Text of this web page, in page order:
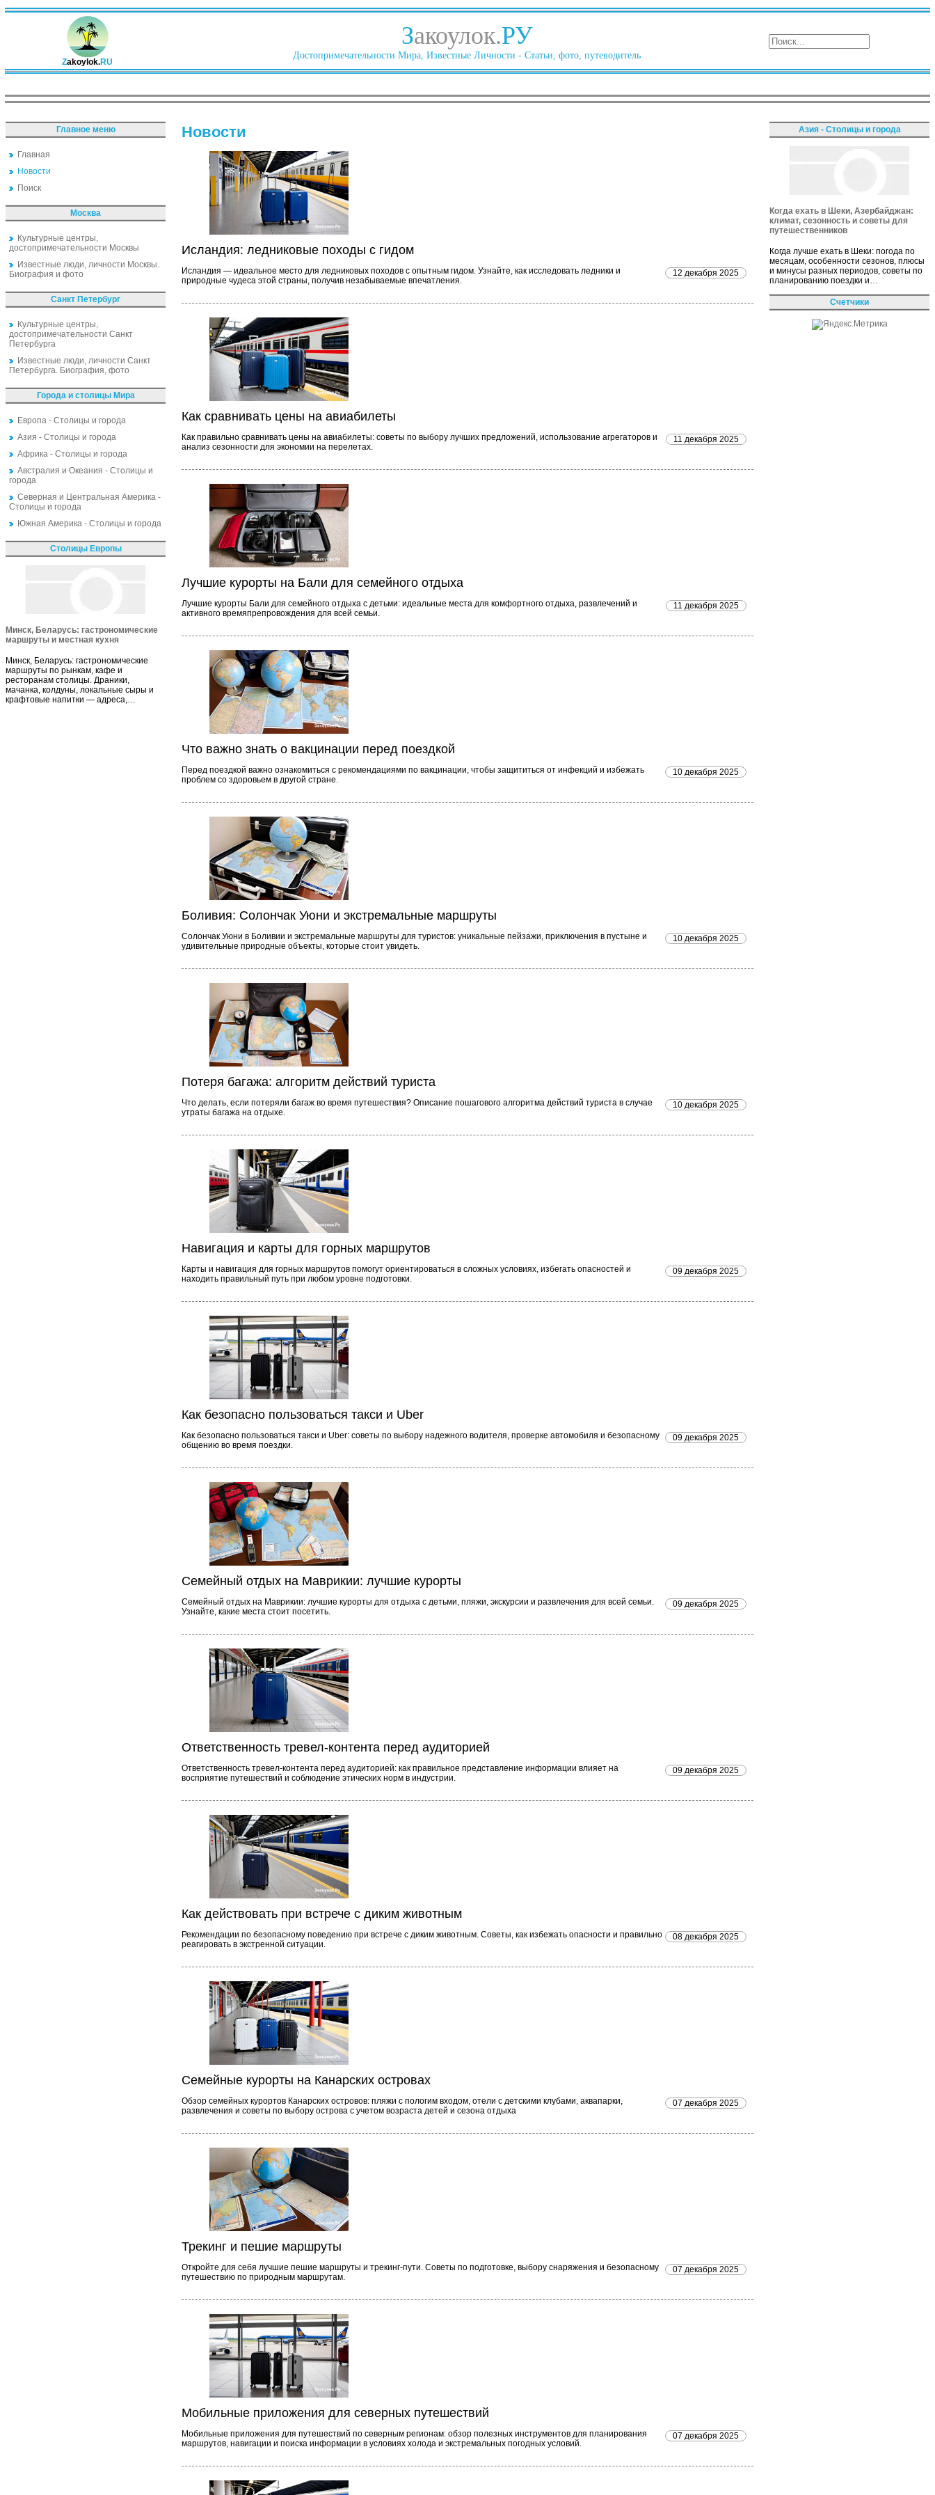
Zakoylok.RU
Закоулок.РУ
Достопримечательности Мира, Известные Личности - Статьи, фото, путеводитель
Главное меню
Главная
Новости
Поиск
Москва
Культурные центры,
достопримечательности Москвы
Известные люди, личности Москвы.
Биография и фото
Санкт Петербург
Культурные центры,
достопримечательности Санкт
Петербурга
Известные люди, личности Санкт
Петербурга. Биография, фото
Города и столицы Мира
Европа - Столицы и города
Азия - Столицы и города
Африка - Столицы и города
Австралия и Океания - Столицы и
города
Северная и Центральная Америка -
Столицы и города
Южная Америка - Столицы и города
Столицы Европы
Минск, Беларусь: гастрономические
маршруты и местная кухня
Минск, Беларусь: гастрономические
маршруты по рынкам, кафе и
ресторанам столицы. Драники,
мачанка, колдуны, локальные сыры и
крафтовые напитки — адреса,…
Новости
Исландия: ледниковые походы с гидом
12 декабря 2025
Исландия — идеальное место для ледниковых походов с опытным гидом. Узнайте, как исследовать ледники и
природные чудеса этой страны, получив незабываемые впечатления.
Как сравнивать цены на авиабилеты
11 декабря 2025
Как правильно сравнивать цены на авиабилеты: советы по выбору лучших предложений, использование агрегаторов и
анализ сезонности для экономии на перелетах.
Лучшие курорты на Бали для семейного отдыха
11 декабря 2025
Лучшие курорты Бали для семейного отдыха с детьми: идеальные места для комфортного отдыха, развлечений и
активного времяпрепровождения для всей семьи.
Что важно знать о вакцинации перед поездкой
10 декабря 2025
Перед поездкой важно ознакомиться с рекомендациями по вакцинации, чтобы защититься от инфекций и избежать
проблем со здоровьем в другой стране.
Боливия: Солончак Уюни и экстремальные маршруты
10 декабря 2025
Солончак Уюни в Боливии и экстремальные маршруты для туристов: уникальные пейзажи, приключения в пустыне и
удивительные природные объекты, которые стоит увидеть.
Потеря багажа: алгоритм действий туриста
10 декабря 2025
Что делать, если потеряли багаж во время путешествия? Описание пошагового алгоритма действий туриста в случае
утраты багажа на отдыхе.
Навигация и карты для горных маршрутов
09 декабря 2025
Карты и навигация для горных маршрутов помогут ориентироваться в сложных условиях, избегать опасностей и
находить правильный путь при любом уровне подготовки.
Как безопасно пользоваться такси и Uber
09 декабря 2025
Как безопасно пользоваться такси и Uber: советы по выбору надежного водителя, проверке автомобиля и безопасному
общению во время поездки.
Семейный отдых на Маврикии: лучшие курорты
09 декабря 2025
Семейный отдых на Маврикии: лучшие курорты для отдыха с детьми, пляжи, экскурсии и развлечения для всей семьи.
Узнайте, какие места стоит посетить.
Ответственность тревел-контента перед аудиторией
09 декабря 2025
Ответственность тревел-контента перед аудиторией: как правильное представление информации влияет на
восприятие путешествий и соблюдение этических норм в индустрии.
Как действовать при встрече с диким животным
08 декабря 2025
Рекомендации по безопасному поведению при встрече с диким животным. Советы, как избежать опасности и правильно
реагировать в экстренной ситуации.
Семейные курорты на Канарских островах
07 декабря 2025
Обзор семейных курортов Канарских островов: пляжи с пологим входом, отели с детскими клубами, аквапарки,
развлечения и советы по выбору острова с учетом возраста детей и сезона отдыха
Трекинг и пешие маршруты
07 декабря 2025
Откройте для себя лучшие пешие маршруты и трекинг-пути. Советы по подготовке, выбору снаряжения и безопасному
путешествию по природным маршрутам.
Мобильные приложения для северных путешествий
07 декабря 2025
Мобильные приложения для путешествий по северным регионам: обзор полезных инструментов для планирования
маршрутов, навигации и поиска информации в условиях холода и экстремальных погодных условий.
Азия - Столицы и города
Когда ехать в Шеки, Азербайджан:
климат, сезонность и советы для
путешественников
Когда лучше ехать в Шеки: погода по
месяцам, особенности сезонов, плюсы
и минусы разных периодов, советы по
планированию поездки и…
Счетчики